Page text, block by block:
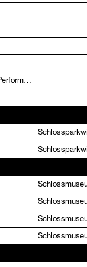
Attuning Strategies: Interconnected + Surveying Performance